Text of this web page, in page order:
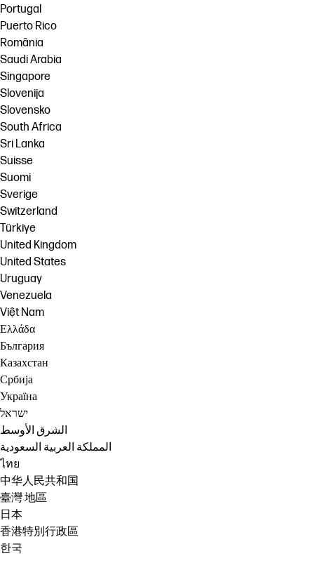
Portugal
Puerto Rico
România
Saudi Arabia
Singapore
Slovenija
Slovensko
South Africa
Sri Lanka
Suisse
Suomi
Sverige
Switzerland
Türkiye
United Kingdom
United States
Uruguay
Venezuela
Việt Nam
Ελλάδα
България
Казахстан
Србија
Україна
ישראל
الشرق الأوسط
المملكة العربية السعودية
ไทย
中华人民共和国
臺灣 地區
日本
香港特別行政區
한국